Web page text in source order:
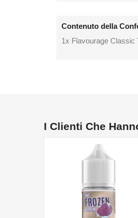
Contenuto della
1x Flavourage Classic
I Clienti Che